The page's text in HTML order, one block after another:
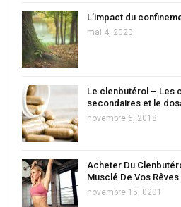
L’impact du
mai 4, 2020
Le clenbutérol – Les
secondaires et le
novembre 6, 2018
Acheter Du
Musclé De Vos Rêves
novembre 15, 0201